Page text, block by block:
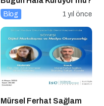
Blog 1 yıl önce
Mürsel Ferhat Sağlam